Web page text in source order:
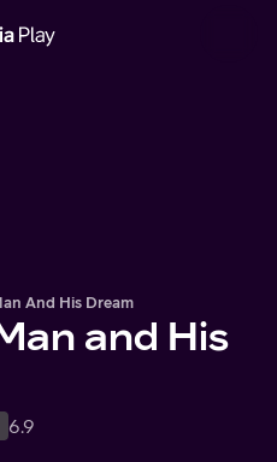
And His Dream
and His
6.9